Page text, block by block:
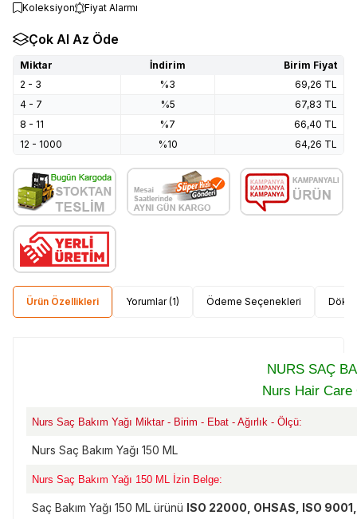
Koleksiyon Fiyat Alarmı
Çok Al Az Öde
Miktar İndirim
Birim Fiyat
2 - 3
%3 69,26 TL
4 - 7
%5 67,83 TL
8 - 11
%7 66,40 TL
12 - 1000
%10 64,26 TL
Ürün Özellikleri Yorumlar (1) Ödeme Seçenekleri
NURS SAÇ
Nurs Hair Care
Nurs Saç Bakım Yağı Miktar - Birim - Ebat - Ağırlık - Ölçü:
Nurs Saç Bakım Yağı 150 ML
Nurs Saç Bakım Yağı 150 ML İzin Belge:
Saç Bakım Yağı 150 ML ürünü ISO 22000, OHSAS, ISO